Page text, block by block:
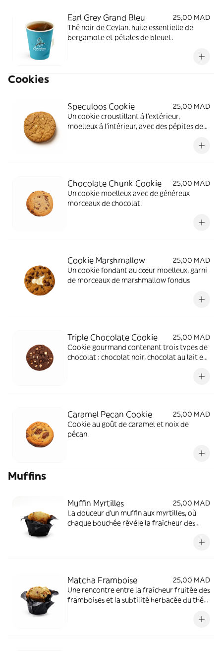
Earl Grey Grand Bleu
25,00 MAD
Thé noir de Ceylan, huile essentielle de
bergamote et pétales de bleuet.
Cookies
Speculoos Cookie
25,00 MAD
Un cookie croustillant à l'extérieur,
moelleux à l'intérieur, avec des pépites de
Chocolate Chunk Cookie
25,00 MAD
Un cookie moelleux avec de généreux
morceaux de chocolat.
Cookie Marshmallow
25,00 MAD
Un cookie fondant au cœur moelleux, garni
de morceaux de marshmallow fondus
Triple Chocolate Cookie
25,00 MAD
Cookie gourmand contenant trois types de
chocolat : chocolat noir, chocolat au lait et
Caramel Pecan Cookie
25,00 MAD
Cookie au goût de caramel et noix de
pécan.
Muffins
Muffin Myrtilles
25,00 MAD
La douceur d'un muffin aux myrtilles, où
chaque bouchée révèle la fraîcheur des
Matcha Framboise
25,00 MAD
Une rencontre entre la fraîcheur fruitée des
framboises et la subtilité herbacée du thé